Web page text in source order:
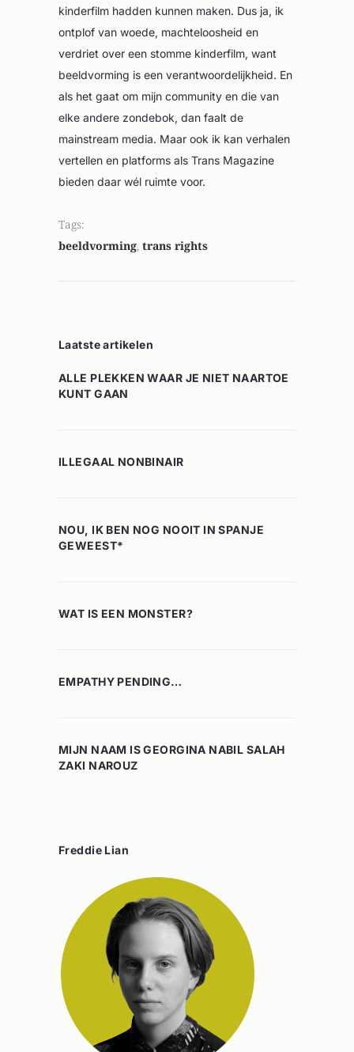
kinderfilm hadden kunnen maken. Dus ja, ik
ontplof van woede, machteloosheid en
verdriet over een stomme kinderfilm, want
beeldvorming is een verantwoordelijkheid. En
als het gaat om mijn community en die van
elke andere zondebok, dan faalt de
mainstream media. Maar ook ik kan verhalen
vertellen en platforms als Trans Magazine
bieden daar wél ruimte voor.
Tags:
beeldvorming, trans rights
Laatste artikelen
ALLE PLEKKEN WAAR JE NIET NAARTOE
KUNT GAAN
ILLEGAAL NONBINAIR
NOU, IK BEN NOG NOOIT IN SPANJE
GEWEEST*
WAT IS EEN MONSTER?
EMPATHY PENDING…
MIJN NAAM IS GEORGINA NABIL SALAH
ZAKI NAROUZ
Freddie Lian